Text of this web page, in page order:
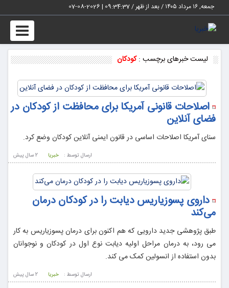
جمعه, ۱۶ مرداد ۱۴۰۵ / بعد از ظهر / 09:34:37
|
2026-08-07
Toggle
لیست خبرهای برچسب :کودکان
اصلاحات قانونی آمریکا برای محافظت از کودکان در
فضای آنلاین
سنای آمریکا اصلاحات اساسی در قانون ایمنی آنلاین کودکان وضع کرد.
2 سال پيش ارسال توسط : خبریا
داروی پسوزیاریس دیابت را در کودکان درمان
می‌کند
طبق پژوهشی جدید دارویی که هم اکنون برای درمان پسوزیاریس به کار
می رود، به درمان مراحل اولیه دیابت نوع اول در کودکان و نوجوانان
بدون استفاده از انسولین کمک می کند.
2 سال پيش ارسال توسط : خبریا